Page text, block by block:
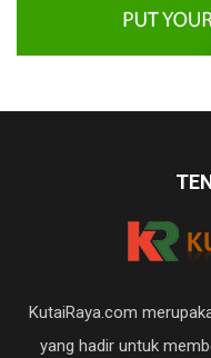
KutaiRaya.com
yang hadir untuk